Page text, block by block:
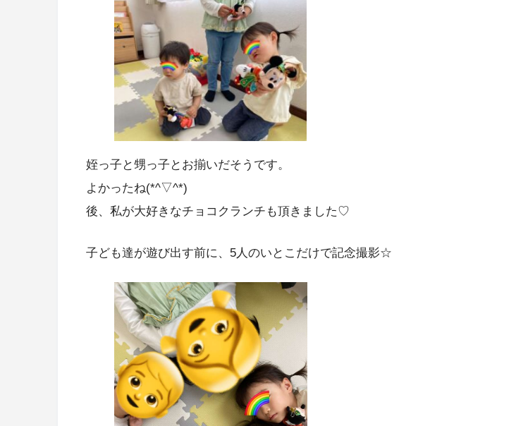
姪っ子と甥っ子とお揃いだそうです。
よかったね(*^▽^*)
後、私が大好きなチョコクランチも頂きました♡
子ども達が遊び出す前に、5人のいとこだけで記念撮影☆